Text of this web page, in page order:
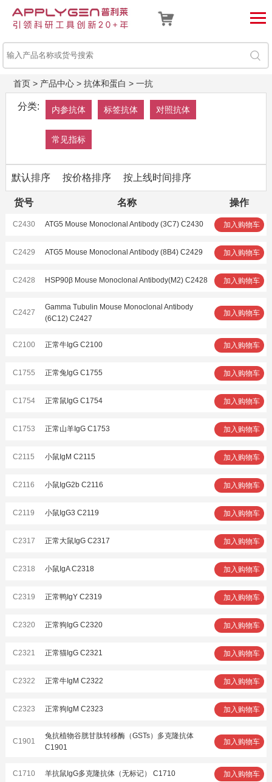
首页> 产品中心> 抗体和蛋白 > 一抗
分类: 内参抗体 标签抗体 对照抗体
常见指标
默认排序 按价格排序 按上线时间排序
货号 名称 操作
C2430 ATG5 Mouse Monoclonal Antibody (3C7) C2430 加入购物车
C2429 ATG5 Mouse Monoclonal Antibody (8B4) C2429 加入购物车
C2428 HSP90β Mouse Monoclonal Antibody(M2) C2428 加入购物车
C2427
Gamma Tubulin Mouse Monoclonal Antibody
(6C12) C2427
加入购物车
C2100 正常牛IgG C2100 加入购物车
C1755 正常兔IgG C1755 加入购物车
C1754 正常鼠IgG C1754 加入购物车
C1753 正常山羊IgG C1753 加入购物车
C2115 小鼠IgM C2115 加入购物车
C2116 小鼠IgG2b C2116 加入购物车
C2119 小鼠IgG3 C2119 加入购物车
C2317 正常大鼠IgG C2317 加入购物车
C2318 小鼠IgA C2318 加入购物车
C2319 正常鸭IgY C2319 加入购物车
C2320 正常狗IgG C2320 加入购物车
C2321 正常猫IgG C2321 加入购物车
C2322 正常牛IgM C2322 加入购物车
C2323 正常狗IgM C2323 加入购物车
C1901
兔抗植物谷胱甘肽转移酶（GSTs）多克隆抗体
C1901
加入购物车
C1710 羊抗鼠IgG多克隆抗体（无标记） C1710 加入购物车